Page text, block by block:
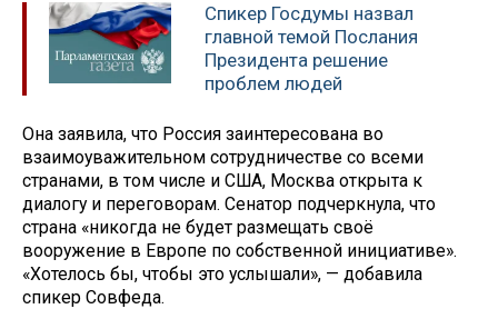
Спикер Госдумы назвал
главной темой Послания
Президента решение
проблем людей
Она заявила, что Россия заинтересована во
взаимоуважительном сотрудничестве со всеми
странами, в том числе и США, Москва открыта к
диалогу и переговорам. Сенатор подчеркнула, что
страна «никогда не будет размещать своё
вооружение в Европе по собственной инициативе».
«Хотелось бы, чтобы это услышали», — добавила
спикер Совфеда.